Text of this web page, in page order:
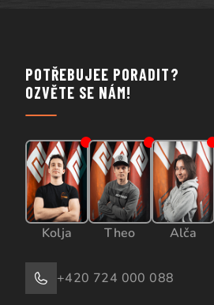
POTŘEBUJEE PORADIT?
OZVĚTE SE NÁM!
Kolja Theo Alča
+420 724 000 088